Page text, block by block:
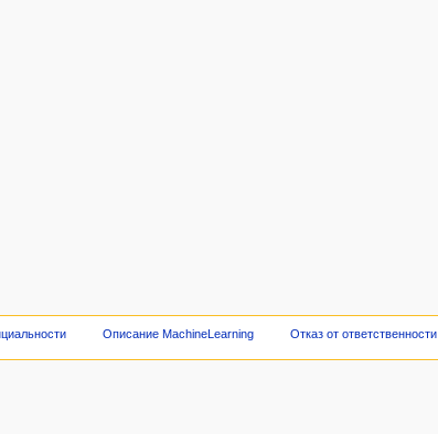
Описание MachineLearning Отказ от ответственности